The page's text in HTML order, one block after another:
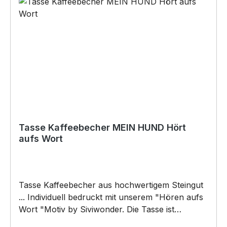
Tasse Kaffeebecher MEIN HUND Hört
aufs Wort
Tasse Kaffeebecher aus hochwertigem Steingut
... Individuell bedruckt mit unserem "Hören aufs
Wort "Motiv by Siviwonder. Die Tasse ist